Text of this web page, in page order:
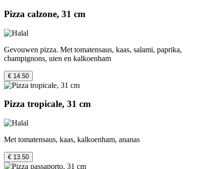
Pizza calzone, 31 cm
Gevouwen pizza. Met tomatensaus, kaas, salami, paprika,
champignons, uien en kalkoenham
€ 14.50
Pizza tropicale, 31 cm
Met tomatensaus, kaas, kalkoenham, ananas
€ 13.50